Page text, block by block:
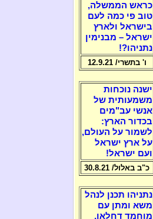
כראש הממשלה,
טוב פי כמה לעם
בישראל ולארץ
ישראל – מבנימין
נתניהו?!
ו' בתשרי/ 12.9.21
ישנה נוכחות
משמעותית של
אנשי עב"מים
בכדור הארץ:
לשמור על העולם,
על ארץ ישראל
ועם ישראל!
כ"ב באלול/ 30.8.21
נתניהו תכנן לנהל
משא ומתן עם
מוחמד דחלאן,